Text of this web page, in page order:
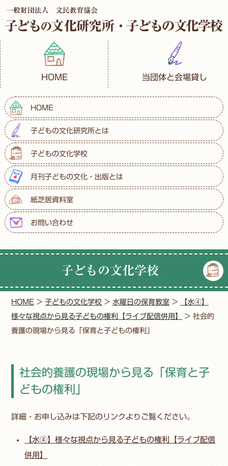
HOME 当団体と会場貸し
HOME
子どもの文化研究所とは
子どもの文化学校
月刊子どもの文化・出版とは
紙芝居資料室
お問い合わせ
子どもの文化学校
HOME >子どもの文化学校 >水曜日の保育教室 >
【水④】
様々な視点から見る子どもの権利【ライブ配信併用】
>社会的
養護の現場から見る「保育と子どもの権利」
社会的養護の現場から見る「保育と子
どもの権利」
詳細・お申し込みは下記のリンクよりご覧ください。
【水④】様々な視点から見る子どもの権利【ライブ配信
併用】